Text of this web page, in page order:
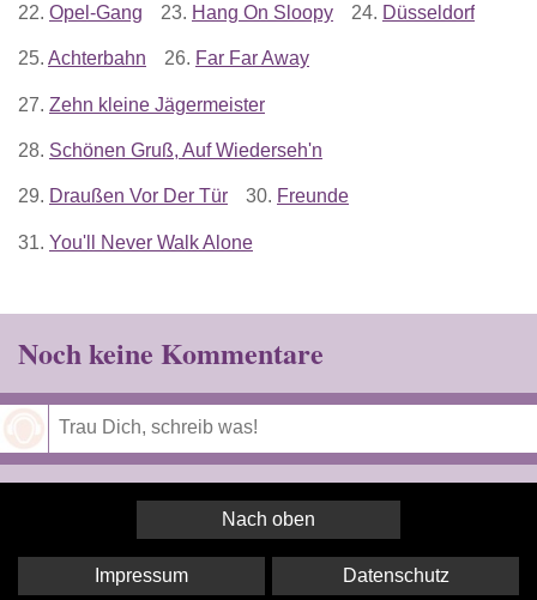
22. Opel-Gang 23. Hang On Sloopy 24. Düsseldorf
25. Achterbahn 26. Far Far Away
27. Zehn kleine Jägermeister
28. Schönen Gruß, Auf Wiederseh'n
29. Draußen Vor Der Tür 30. Freunde
31. You'll Never Walk Alone
Noch keine Kommentare
Nach oben
Impressum Datenschutz